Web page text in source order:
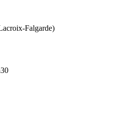
Falgarde)